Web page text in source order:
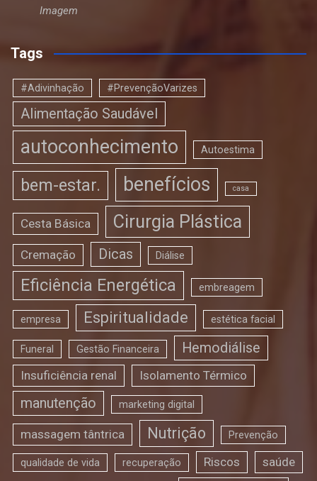
Imagem
Tags
#Adivinhação #PrevençãoVarizes
Alimentação Saudável
autoconhecimento Autoestima
bem-estar. benefícios casa
Cesta Básica Cirurgia Plástica
Cremação Dicas Diálise
Eficiência Energética embreagem
empresa Espiritualidade estética facial
Funeral Gestão Financeira Hemodiálise
Insuficiência renal Isolamento Térmico
manutenção marketing digital
massagem tântrica Nutrição Prevenção
qualidade de vida recuperação Riscos saúde